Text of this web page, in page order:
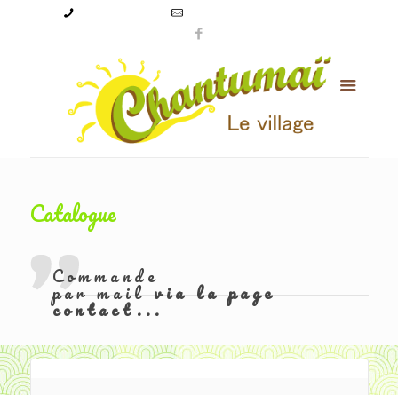
Catalogue
Commande
par mailvia la page
contact...